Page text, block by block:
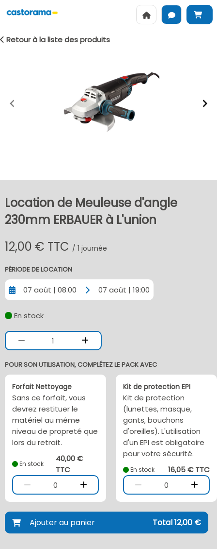
Retour à la liste des produits
Location de Meuleuse d'angle
230mm ERBAUER à L'union
12,00 € TTC / 1 journée
PÉRIODE DE LOCATION
07 août | 08:00 07 août | 19:00
En stock
1
POUR SON UTILISATION, COMPLÉTEZ LE PACK AVEC
Forfait Nettoyage
Sans ce forfait, vous
devrez restituer le
matériel au même
niveau de propreté que
lors du retrait.
En stock
40,00 €
TTC
0
Kit de protection EPI
Kit de protection
(lunettes, masque,
gants, bouchons
d'oreilles). L'utilisation
d'un EPI est obligatoire
pour votre sécurité.
En stock
16,05 € TTC
0
Ajouter au panier Total 12,00 €